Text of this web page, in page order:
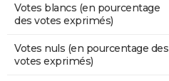
Votes blancs (en pourcentage
des votes exprimés)
Votes nuls (en pourcentage des
votes exprimés)